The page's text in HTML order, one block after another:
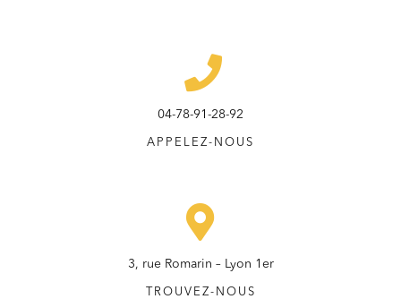
04-78-91-28-92
APPELEZ-NOUS
3, rue Romarin – Lyon 1er
TROUVEZ-NOUS